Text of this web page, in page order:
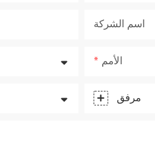
اسم الشركة
الأمم
مرفق